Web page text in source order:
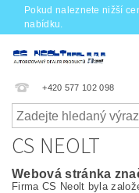
Pokud naleznete nižší
nabídku.
+420 577 102 098
CS NEOLT
Webová stránka
Firma CS Neolt byla